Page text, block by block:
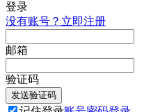
登录
没有账号？立即注册
邮箱
验证码
发送验证码